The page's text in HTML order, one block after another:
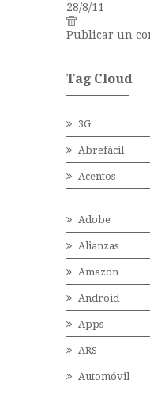
28/8/11
Publicar un
Tag Cloud
3G
Abrefácil
Acentos
Adobe
Alianzas
Amazon
Android
Apps
ARS
Automóvil